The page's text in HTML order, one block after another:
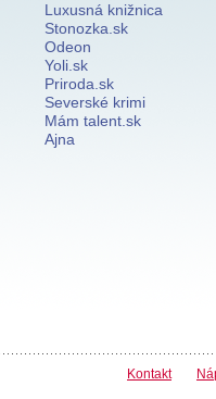
Luxusná knižnica
Stonozka.sk
Odeon
Yoli.sk
Priroda.sk
Severské krimi
Mám talent.sk
Ajna
Kontakt